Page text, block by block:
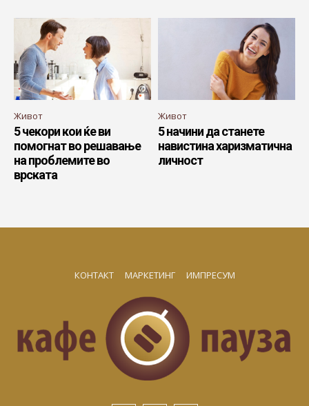
Живот
5 чекори кои ќе ви
помогнат во решавање
на проблемите во
врската
Живот
5 начини да станете
навистина харизматична
личност
КОНТАКТ МАРКЕТИНГ ИМПРЕСУМ